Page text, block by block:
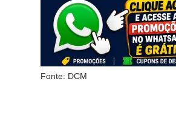
Fonte: DCM